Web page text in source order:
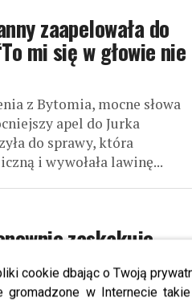
cookie dbając o Twoją
gromadzone w Internecie
zaapelowała do
mi się w głowie nie
z Bytomia, mocne słowa
apel do Jurka
do sprawy, która
i wywołała lawinę...
zaskakuje.
rozgrzała fanki do